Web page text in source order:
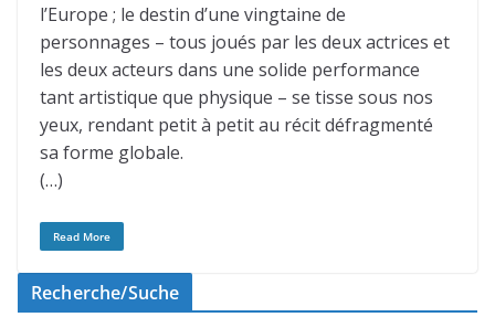
l’Europe ; le destin d’une vingtaine de
personnages – tous joués par les deux actrices et
les deux acteurs dans une solide performance
tant artistique que physique – se tisse sous nos
yeux, rendant petit à petit au récit défragmenté
sa forme globale.
(…)
Read More
Recherche/Suche